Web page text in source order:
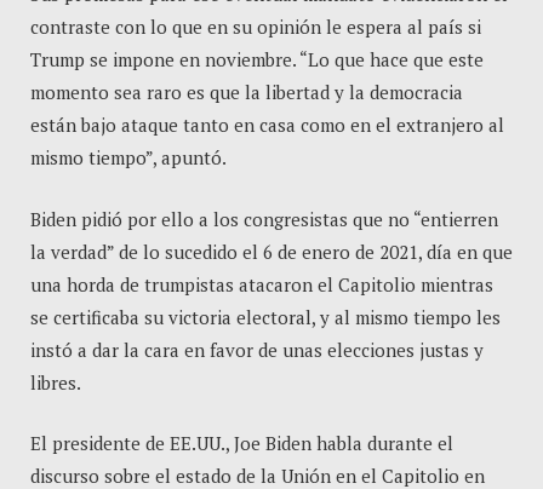
contraste con lo que en su opinión le espera al país si
Trump se impone en noviembre. “Lo que hace que este
momento sea raro es que la libertad y la democracia
están bajo ataque tanto en casa como en el extranjero al
mismo tiempo”, apuntó.
Biden pidió por ello a los congresistas que no “entierren
la verdad” de lo sucedido el 6 de enero de 2021, día en que
una horda de trumpistas atacaron el Capitolio mientras
se certificaba su victoria electoral, y al mismo tiempo les
instó a dar la cara en favor de unas elecciones justas y
libres.
El presidente de EE.UU., Joe Biden habla durante el
discurso sobre el estado de la Unión en el Capitolio en